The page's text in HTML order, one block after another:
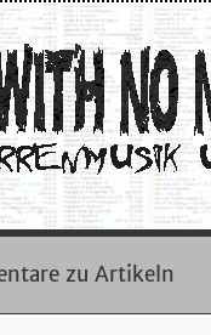
zu Artikeln